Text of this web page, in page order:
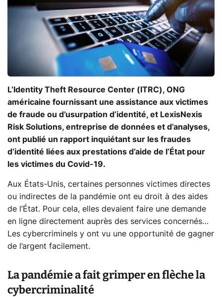
L’Identity Theft Resource Center (ITRC), ONG
américaine fournissant une assistance aux victimes
de fraude ou d’usurpation d’identité, et LexisNexis
Risk Solutions, entreprise de données et d’analyses,
ont publié un rapport inquiétant sur les fraudes
d’identité liées aux prestations d’aide de l’État pour
les victimes du Covid-19.
Aux États-Unis, certaines personnes victimes directes
ou indirectes de la pandémie ont eu droit à des aides
de l’État. Pour cela, elles devaient faire une demande
en ligne directement auprès des services concernés…
Les cybercriminels y ont vu une opportunité de gagner
de l’argent facilement.
La pandémie a fait grimper en flèche la
cybercriminalité